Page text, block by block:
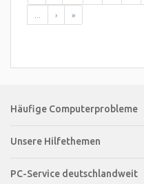
› »
Häufige Computerprobleme
Unsere Hilfethemen
PC-Service deutschlandweit